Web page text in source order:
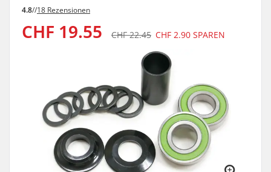
4.8//18 Rezensionen
CHF 19.55 CHF 22.45 CHF 2.90 SPAREN